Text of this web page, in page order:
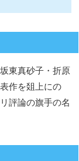
東真砂子・折原
作を爼上にの
評論の旗手の名